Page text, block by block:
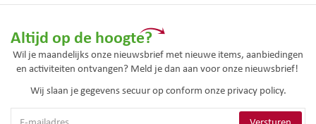
Altijd op de hoogte?
Wil je maandelijks onze nieuwsbrief met nieuwe items, aanbiedingen
en activiteiten ontvangen? Meld je dan aan voor onze nieuwsbrief!
Wij slaan je gegevens secuur op conform onze privacy policy.